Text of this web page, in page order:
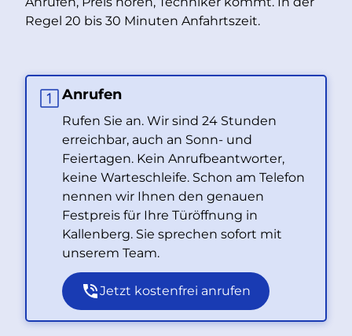
Regel 20 bis 30 Minuten Anfahrtszeit.
Anrufen
Rufen Sie an. Wir sind 24 Stunden
erreichbar, auch an Sonn- und
Feiertagen. Kein Anrufbeantworter,
keine Warteschleife. Schon am Telefon
nennen wir Ihnen den genauen
Festpreis für Ihre Türöffnung in
Kallenberg. Sie sprechen sofort mit
unserem Team.
Jetzt kostenfrei anrufen